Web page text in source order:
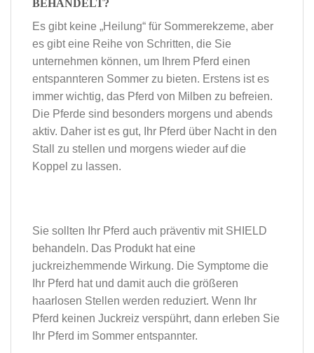
BEHANDELT?
Es gibt keine „Heilung“ für Sommerekzeme, aber
es gibt eine Reihe von Schritten, die Sie
unternehmen können, um Ihrem Pferd einen
entspannteren Sommer zu bieten. Erstens ist es
immer wichtig, das Pferd von Milben zu befreien.
Die Pferde sind besonders morgens und abends
aktiv. Daher ist es gut, Ihr Pferd über Nacht in den
Stall zu stellen und morgens wieder auf die
Koppel zu lassen.
Sie sollten Ihr Pferd auch präventiv mit SHIELD
behandeln. Das Produkt hat eine
juckreizhemmende Wirkung. Die Symptome die
Ihr Pferd hat und damit auch die größeren
haarlosen Stellen werden reduziert. Wenn Ihr
Pferd keinen Juckreiz verspührt, dann erleben Sie
Ihr Pferd im Sommer entspannter.